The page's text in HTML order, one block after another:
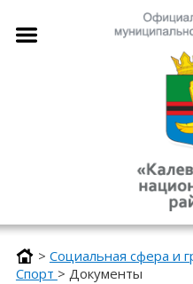
> Социальная сфера и
Спорт > Документы